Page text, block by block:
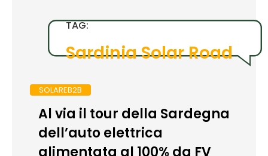
TAG:
Sardinia Solar Road
SOLAREB2B
Al via il tour della Sardegna
dell’auto elettrica
alimentata al 100% da FV